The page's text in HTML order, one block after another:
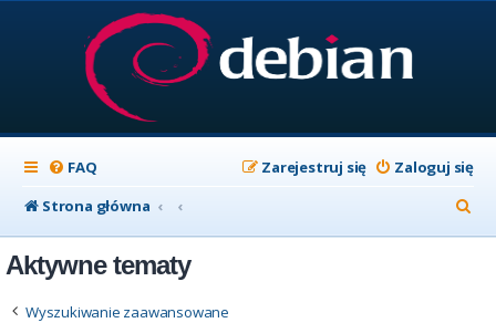
FAQ Zaloguj się
Zarejestruj się
Strona główna
z
Aktywne tematy
Wyszukiwanie zaawansowane